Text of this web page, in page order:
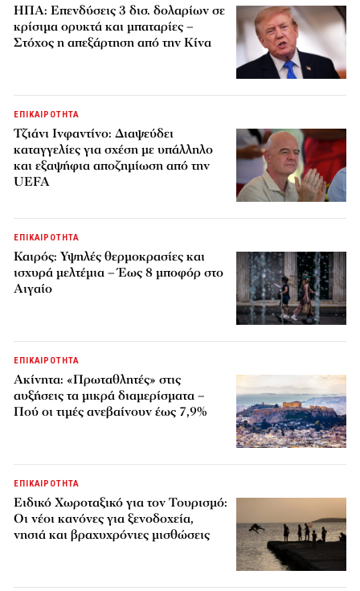
ΗΠΑ: Επενδύσεις 3 δισ. δολαρίων σε
κρίσιμα ορυκτά και μπαταρίες –
Στόχος η απεξάρτηση από την Κίνα
ΕΠΙΚΑΙΡΟΤΗΤΑ
Τζιάνι Ινφαντίνο: Διαψεύδει
καταγγελίες για σχέση με υπάλληλο
και εξαψήφια αποζημίωση από την
UEFA
ΕΠΙΚΑΙΡΟΤΗΤΑ
Καιρός: Υψηλές θερμοκρασίες και
ισχυρά μελτέμια – Έως 8 μποφόρ στο
Αιγαίο
ΕΠΙΚΑΙΡΟΤΗΤΑ
Ακίνητα: «Πρωταθλητές» στις
αυξήσεις τα μικρά διαμερίσματα –
Πού οι τιμές ανεβαίνουν έως 7,9%
ΕΠΙΚΑΙΡΟΤΗΤΑ
Ειδικό Χωροταξικό για τον Τουρισμό:
Οι νέοι κανόνες για ξενοδοχεία,
νησιά και βραχυχρόνιες μισθώσεις